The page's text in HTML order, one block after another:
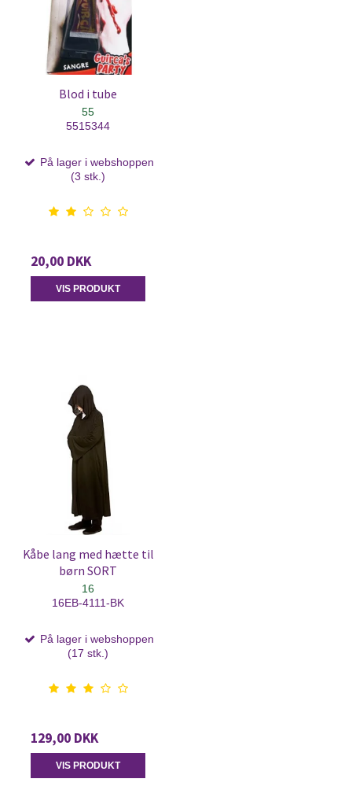
Blod i tube
55
5515344
På lager i webshoppen
(3 stk.)
20,00 DKK
VIS PRODUKT
Kåbe lang med hætte til
børn SORT
16
16EB-4111-BK
På lager i webshoppen
(17 stk.)
129,00 DKK
VIS PRODUKT